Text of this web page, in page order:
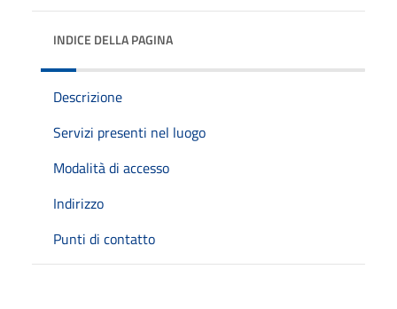
INDICE DELLA PAGINA
Descrizione
Servizi presenti nel luogo
Modalità di accesso
Indirizzo
Punti di contatto